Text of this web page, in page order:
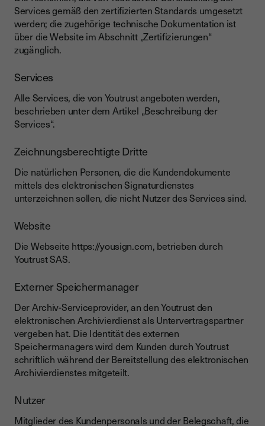
Services gemäß den zertifizierten Standards umgesetzt
werden; die zugehörige technische Dokumentation ist
über die Website im Abschnitt „Zertifizierungen“
zugänglich.
Services
Alle Services, die von Youtrust angeboten werden,
beschrieben unter dem Artikel „Beschreibung der
Services“.
Zeichnungsberechtigte Dritte
Die natürlichen Personen, die die Kundendokumente
mittels des elektronischen Signaturdienstes
unterzeichnen sollen, die nicht Nutzer des Services sind.
Website
Die Webseite https://yousign.com, betrieben durch
Youtrust SAS.
Externer Speichermanager
Der Archiv-Serviceprovider, an den Youtrust den
elektronischen Archivierdienst als Untervertragspartner
vergeben hat. Die Identität des externen
Speichermanagers wird dem Kunden durch Youtrust
schriftlich während der Bereitstellung des elektronischen
Archivierdienstes mitgeteilt.
Nutzer
Mitglieder des Kundenpersonals und der Belegschaft, die